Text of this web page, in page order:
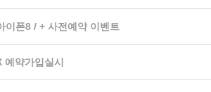
이폰8 / + 사전예약 이벤트
예약가입실시